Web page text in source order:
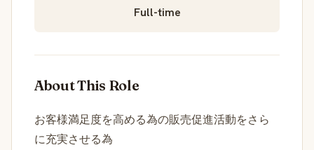
Full-time
About This Role
お客様満足度を高める為の販売促進活動をさら
に充実させる為